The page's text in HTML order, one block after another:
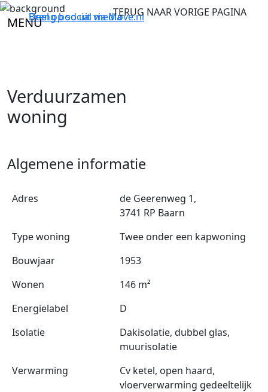
MENU
TERUG NAAR VORIGE PAGINA
Breng bod uit viaMove.nl
Deel op social media
Verduurzamen
woning
Algemene informatie
Adres
de Geerenweg 1,
3741 RP Baarn
Type woning
Twee onder een kapwoning
Bouwjaar
1953
Wonen
146 m²
Energielabel
D
Isolatie
Dakisolatie, dubbel glas,
muurisolatie
Verwarming
Cv ketel, open haard,
vloerverwarming gedeeltelijk